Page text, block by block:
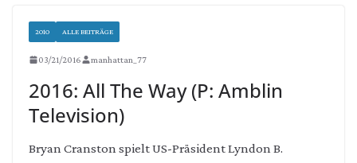
2010 ALLE BEITRÄGE
03/21/2016 manhattan_77
2016: All The Way (P: Amblin
Television)
Bryan Cranston spielt US-Präsident Lyndon B.